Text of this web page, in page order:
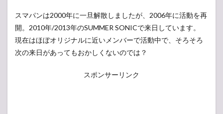
スマパンは2000年に一旦解散しましたが、2006年に活動を再
開。2010年/2013年のSUMMER SONICで来日しています。
現在はほぼオリジナルに近いメンバーで活動中で、そろそろ
次の来日があってもおかしくないのでは？
スポンサーリンク